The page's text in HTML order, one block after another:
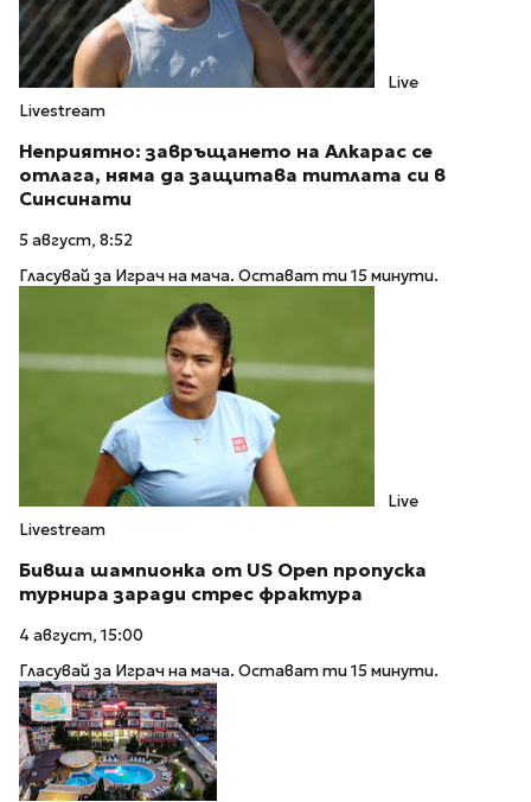
Live
Livestream
Неприятно: завръщането на Алкарас се
отлага, няма да защитава титлата си в
Синсинати
5 август, 8:52
Гласувай за Играч на мача. Остават ти 15 минути.
Live
Livestream
Бивша шампионка от US Open пропуска
турнира заради стрес фрактура
4 август, 15:00
Гласувай за Играч на мача. Остават ти 15 минути.